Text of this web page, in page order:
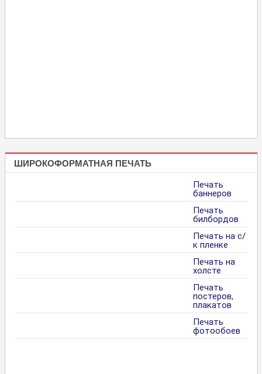
ШИРОКОФОРМАТНАЯ ПЕЧАТЬ
Печать
баннеров
Печать
билбордов
Печать на с/
к пленке
Печать на
холсте
Печать
постеров,
плакатов
Печать
фотообоев